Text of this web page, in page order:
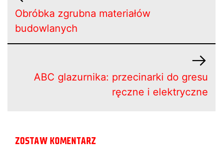
Obróbka zgrubna materiałów
budowlanych
ABC glazurnika: przecinarki do gresu
ręczne i elektryczne
ZOSTAW KOMENTARZ